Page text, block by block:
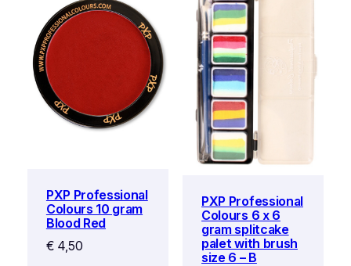
PXP Professional
Colours 10 gram
Blood Red
€4,50
PXP Professional
Colours 6 x 6
gram splitcake
palet with brush
size 6 – B